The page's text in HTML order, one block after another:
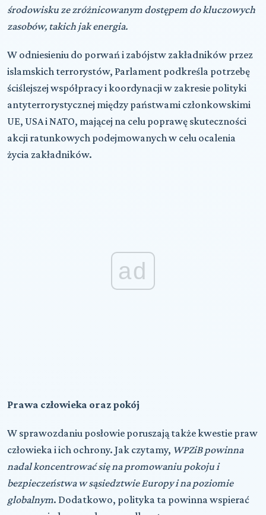
środowisku ze zróżnicowanym dostępem do kluczowych
zasobów, takich jak energia.
W odniesieniu do porwań i zabójstw zakładników przez
islamskich terrorystów, Parlament podkreśla potrzebę
ściślejszej współpracy i koordynacji w zakresie polityki
antyterrorystycznej między państwami członkowskimi
UE, USA i NATO, mającej na celu poprawę skuteczności
akcji ratunkowych podejmowanych w celu ocalenia
życia zakładników.
ad
Prawa człowieka oraz pokój
W sprawozdaniu posłowie poruszają także kwestie praw
człowieka i ich ochrony. Jak czytamy, WPZiB powinna
nadal koncentrować się na promowaniu pokoju i
bezpieczeństwa w sąsiedztwie Europy i na poziomie
globalnym. Dodatkowo, polityka ta powinna wspierać